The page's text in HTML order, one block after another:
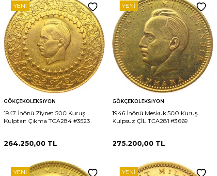
YENI
GÖKÇEKOLEKSIYON
1947 İnönü Ziynet 500 Kuruş
Kulptan Çıkma TCA284 #3523
264.250,00 TL
YENI
GÖKÇEKOLEKSIYON
1946 İnönü Meskuk 500 Kuruş
Kulpsuz ÇİL TCA281 #3669
275.200,00 TL
YENI YENI